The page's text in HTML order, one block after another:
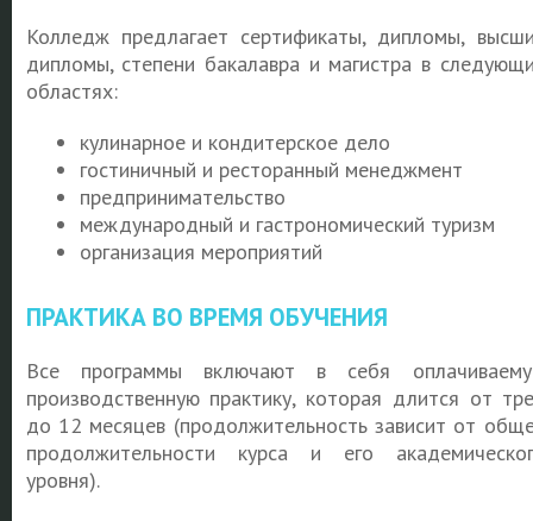
Колледж предлагает сертификаты, дипломы,
дипломы, степени бакалавра и магистра в
областях:
кулинарное и кондитерское дело
гостиничный и ресторанный менеджмент
предпринимательство
международный и гастрономический туризм
организация мероприятий
ПРАКТИКА ВО ВРЕМЯ ОБУЧЕНИЯ
Все программы включают в себя
производственную практику, которая длится от
до 12 месяцев (продолжительность зависит от
продолжительности курса и его
уровня).